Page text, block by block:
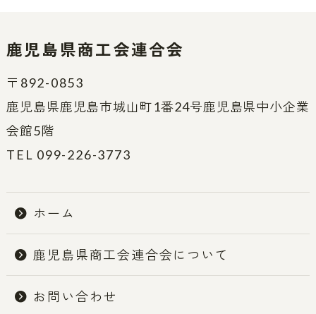
鹿児島県商工会連合会
〒892-0853
鹿児島県鹿児島市城山町1番24号鹿児島県中小企業
会館5階
TEL 099-226-3773
ホーム
鹿児島県商工会連合会について
お問い合わせ